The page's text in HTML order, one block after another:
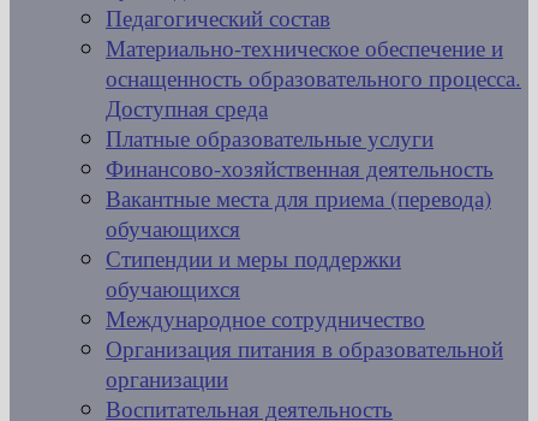
Педагогический состав
Материально-техническое обеспечение и
оснащенность образовательного процесса.
Доступная среда
Платные образовательные услуги
Финансово-хозяйственная деятельность
Вакантные места для приема (перевода)
обучающихся
Стипендии и меры поддержки
обучающихся
Международное сотрудничество
Организация питания в образовательной
организации
Воспитательная деятельность